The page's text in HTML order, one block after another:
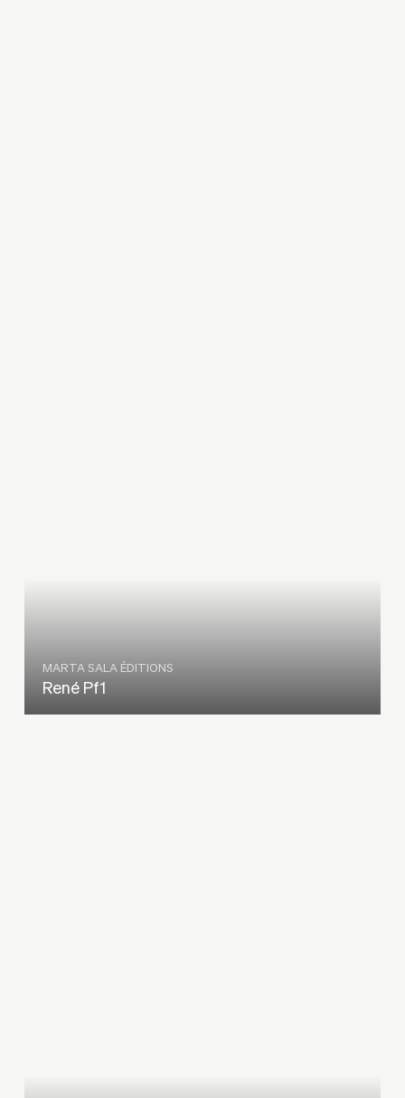
MARTA SALA ÉDITIONS
René Pf1